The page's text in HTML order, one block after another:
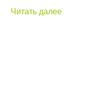
Читать далее